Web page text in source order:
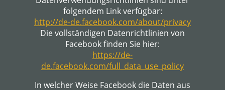
folgendem Link verfügbar:
http://de-de.facebook.com/about/privacy
Die vollständigen Datenrichtlinien von
Facebook finden Sie hier:
https://de-
de.facebook.com/full_data_use_policy
In welcher Weise Facebook die Daten aus